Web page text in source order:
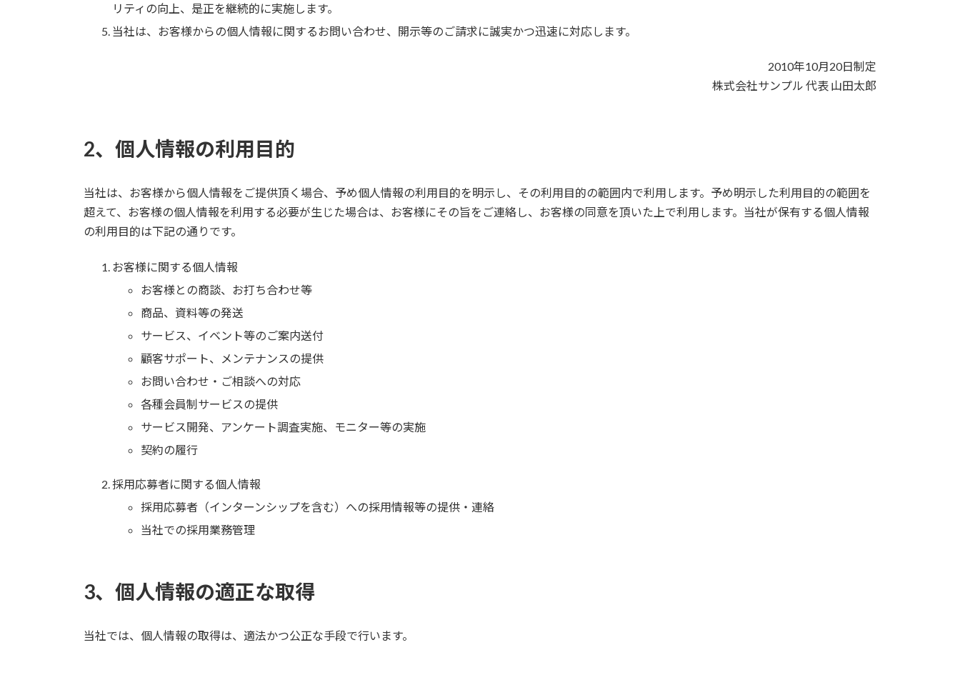
リティの向上、是正を継続的に実施します。
当社は、お客様からの個人情報に関するお問い合わせ、開示等のご請求に誠実かつ迅速に対応します。
2010年10月20日制定
株式会社サンプル 代表 山田太郎
2、個人情報の利用目的
当社は、お客様から個人情報をご提供頂く場合、予め個人情報の利用目的を明示し、その利用目的の範囲内で利用します。予め明示した利用目的の範囲を
超えて、お客様の個人情報を利用する必要が生じた場合は、お客様にその旨をご連絡し、お客様の同意を頂いた上で利用します。当社が保有する個人情報
の利用目的は下記の通りです。
お客様に関する個人情報
お客様との商談、お打ち合わせ等
商品、資料等の発送
サービス、イベント等のご案内送付
顧客サポート、メンテナンスの提供
お問い合わせ・ご相談への対応
各種会員制サービスの提供
サービス開発、アンケート調査実施、モニター等の実施
契約の履行
採用応募者に関する個人情報
採用応募者（インターンシップを含む）への採用情報等の提供・連絡
当社での採用業務管理
3、個人情報の適正な取得
当社では、個人情報の取得は、適法かつ公正な手段で行います。